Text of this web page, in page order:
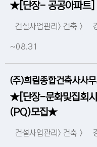
★[단장- 공공아파트]
건설사업관리> 건축 >
~08.31
(주)희림종합건축사사
★[단장-문화및집회
(PQ)모집★
건설사업관리> 건축 >